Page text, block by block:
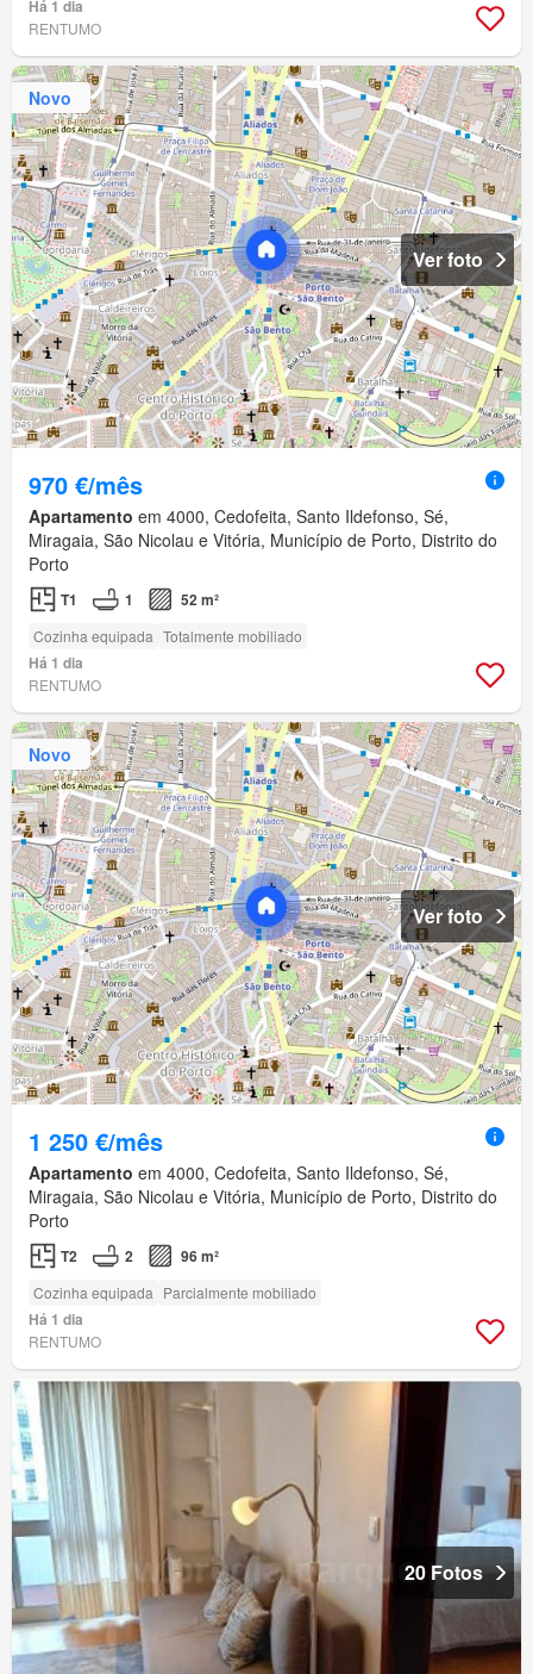
Há 1 dia
RENTUMO
Novo
Ver foto
970 €/mês
Apartamento em 4000, Cedofeita, Santo Ildefonso, Sé,
Miragaia, São Nicolau e Vitória, Município de Porto, Distrito do
Porto
T1 1 52 m²
Cozinha equipada Totalmente mobiliado
Há 1 dia
RENTUMO
Novo
Ver foto
1 250 €/mês
Apartamento em 4000, Cedofeita, Santo Ildefonso, Sé,
Miragaia, São Nicolau e Vitória, Município de Porto, Distrito do
Porto
T2 2 96 m²
Cozinha equipada Parcialmente mobiliado
Há 1 dia
RENTUMO
20 Fotos